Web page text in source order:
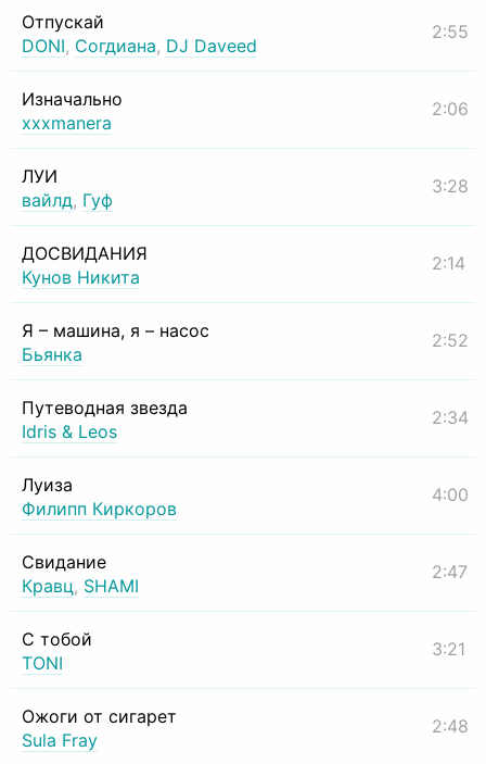
Отпускай
DONI, Согдиана, DJ Daveed
2:55
Изначально
xxxmanera
2:06
ЛУИ
вайлд, Гуф
3:28
ДОСВИДАНИЯ
Кунов Никита
2:14
Я – машина, я – насос
Бьянка
2:52
Путеводная звезда
Idris & Leos
2:34
Луиза
Филипп Киркоров
4:00
Свидание
Кравц, SHAMI
2:47
С тобой
TONI
3:21
Ожоги от сигарет
Sula Fray
2:48